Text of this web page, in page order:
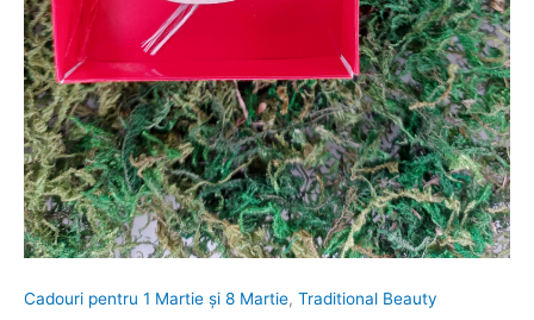
Cadouri pentru 1 Martie și 8 Martie, Traditional Beauty